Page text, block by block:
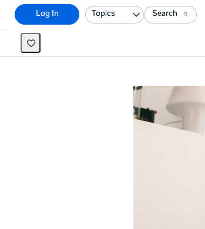
Search
Topics
Log In